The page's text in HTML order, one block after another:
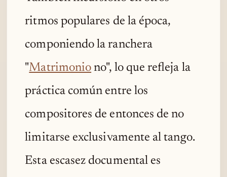
ritmos populares de la época,
componiendo la ranchera
"Matrimonio no", lo que refleja la
práctica común entre los
compositores de entonces de no
limitarse exclusivamente al tango.
Esta escasez documental es